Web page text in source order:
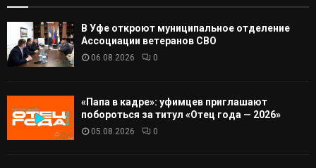
В Уфе откроют муниципальное отделение
Ассоциации ветеранов СВО
06.08.2026 0
«Папа в кадре»: уфимцев приглашают
побороться за титул «Отец года — 2026»
05.08.2026 0